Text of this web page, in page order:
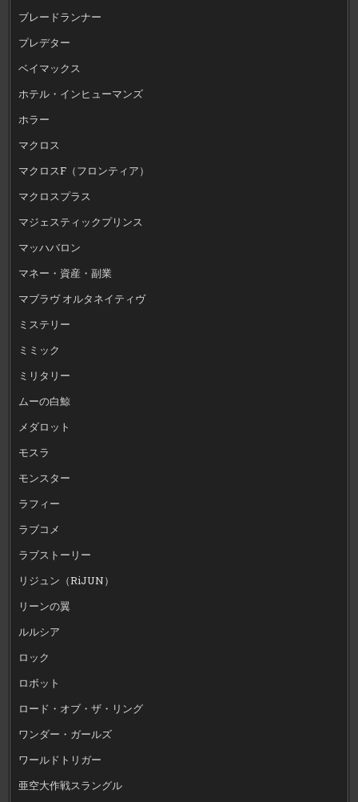
ブレードランナー
プレデター
ベイマックス
ホテル・インヒューマンズ
ホラー
マクロス
マクロスF（フロンティア）
マクロスプラス
マジェスティックプリンス
マッハバロン
マネー・資産・副業
マブラヴ オルタネイティヴ
ミステリー
ミミック
ミリタリー
ムーの白鯨
メダロット
モスラ
モンスター
ラフィー
ラブコメ
ラブストーリー
リジュン（RiJUN）
リーンの翼
ルルシア
ロック
ロボット
ロード・オブ・ザ・リング
ワンダー・ガールズ
ワールドトリガー
亜空大作戦スラングル